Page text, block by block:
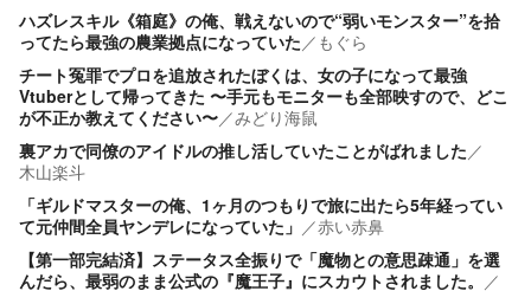
ハズレスキル《箱庭》の俺、戦えないので“弱いモンスター”を拾
ってたら最強の農業拠点になっていた／ もぐら
チート冤罪でプロを追放されたぼくは、女の子になって最強
Vtuberとして帰ってきた 〜手元もモニターも全部映すので、どこ
が不正か教えてください〜／みどり海鼠
裏アカで同僚のアイドルの推し活していたことがばれました／
木山楽斗
「ギルドマスターの俺、1ヶ月のつもりで旅に出たら5年経ってい
て元仲間全員ヤンデレになっていた」 ／赤い赤鼻
【第一部完結済】ステータス全振りで「魔物との意思疎通」を選
んだら、最弱のまま公式の『魔王子』にスカウトされました。 ／